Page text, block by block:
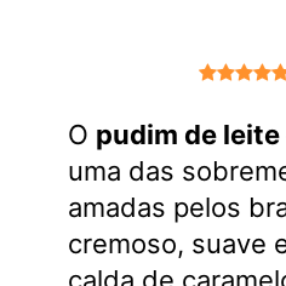
O pudim de
uma das
amadas pelos
cremoso, suave